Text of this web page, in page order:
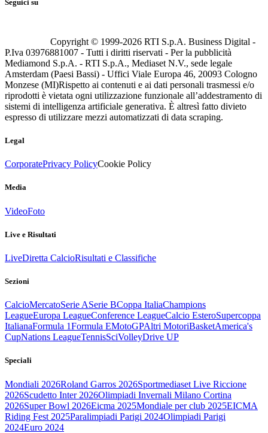
Seguici su
Copyright © 1999-2026 RTI S.p.A. Business Digital -
P.Iva 03976881007 - Tutti i diritti riservati - Per la pubblicità
Mediamond S.p.A. - RTI S.p.A., Mediaset N.V., sede legale
Amsterdam (Paesi Bassi) - Uffici Viale Europa 46, 20093 Cologno
Monzese (MI)Rispetto ai contenuti e ai dati personali trasmessi e/o
riprodotti è vietata ogni utilizzazione funzionale all’addestramento di
sistemi di intelligenza artificiale generativa. È altresì fatto divieto
espresso di utilizzare mezzi automatizzati di data scraping.
Legal
CorporatePrivacy PolicyCookie Policy
Media
VideoFoto
Live e Risultati
LiveDiretta CalcioRisultati e Classifiche
Sezioni
CalcioMercatoSerie ASerie BCoppa ItaliaChampions
LeagueEuropa LeagueConference LeagueCalcio EsteroSupercoppa
ItalianaFormula 1Formula EMotoGPAltri MotoriBasketAmerica's
CupNations LeagueTennisSciVolleyDrive UP
Speciali
Mondiali 2026Roland Garros 2026Sportmediaset Live Riccione
2026Scudetto Inter 2026Olimpiadi Invernali Milano Cortina
2026Super Bowl 2026Eicma 2025Mondiale per club 2025EICMA
Riding Fest 2025Paralimpiadi Parigi 2024Olimpiadi Parigi
2024Euro 2024